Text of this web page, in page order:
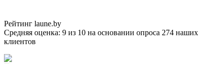
Рейтинг laune.by
Средняя оценка: 9 из 10 на основании опроса 274 наших
клиентов